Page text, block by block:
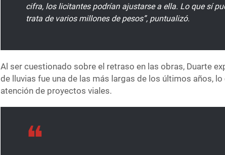
cifra, los licitantes podrían ajustarse a ella. Lo que sí
trata de varios millones de pesos”, puntualizó.
Al ser cuestionado sobre el retraso en las obras, Duarte
de lluvias fue una de las más largas de los últimos años,
atención de proyectos viales.